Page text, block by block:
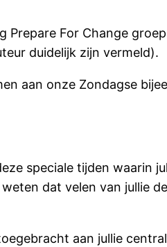
For Change
duidelijk zijn vermeld).
aan onze Zondagse
speciale tijden waarin
dat velen van jullie
aan jullie